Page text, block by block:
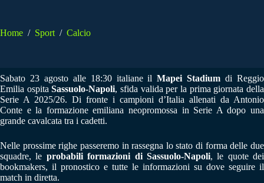
Home / Sport / Calcio
Sabato 23 agosto alle 18:30 italiane ilMapei Stadium di Reggio
Emilia ospitaSassuolo-Napoli, sfida valida per la prima giornata della
Serie A 2025/26. Di fronte i campioni d’Italia allenati da Antonio
Conte e la formazione emiliana neopromossa in Serie A dopo una
grande cavalcata tra i cadetti.
Nelle prossime righe passeremo in rassegna lo stato di forma delle due
squadre, le probabili formazioni di Sassuolo-Napoli, le quote dei
bookmakers, il pronostico e tutte le informazioni su dove seguire il
match in diretta.